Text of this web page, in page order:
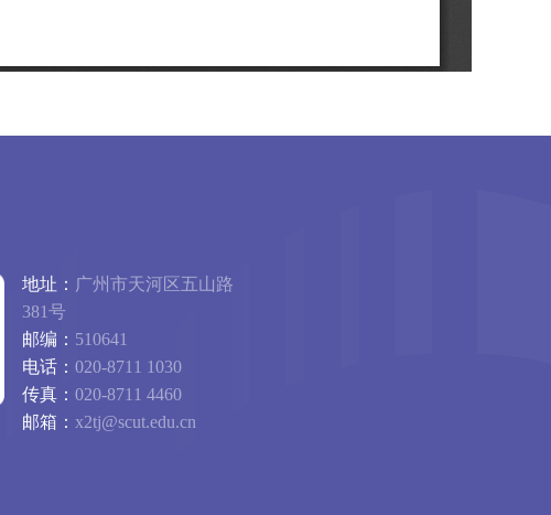
地址： 广州市天河区五山路
381号
邮编： 510641
电话： 020-8711 1030
传真： 020-8711 4460
邮箱： x2tj@scut.edu.cn